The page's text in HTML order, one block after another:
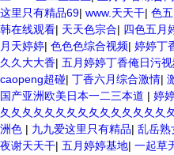
这里只有精品69| www.天天干| 色
韩在线观看| 天天色宗合| 四色五月
月天婷婷| 色色色综合视频| 婷婷丁
久久大大香| 五月婷婷丁香俺日污
caopeng超碰| 丁香六月综合激情|
国产亚洲欧美日本一二三本道 | 婷
夂夂夂夂夂夂夂夂夂夂夂夂夂夂夂
洲色 | 九九爱这里只有精品| 乱岳熟
夜谢天天干| 五月婷婷基地| 一起草